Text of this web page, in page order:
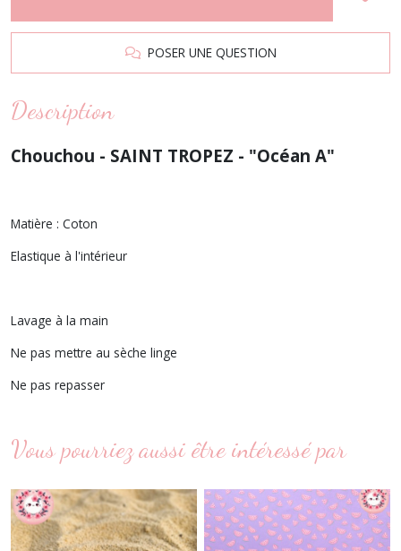
POSER UNE QUESTION
Description
Chouchou - SAINT TROPEZ - "Océan A"
Matière : Coton
Elastique à l'intérieur
Lavage à la main
Ne pas mettre au sèche linge
Ne pas repasser
Vous pourriez aussi être intéressé par